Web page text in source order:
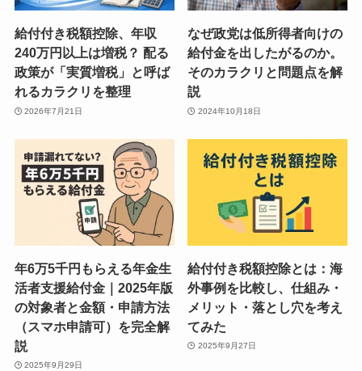
給付付き税額控除、年収
240万円以上は増税？ 配る
政策が「実質増税」と呼ば
れるカラクリを整理
2026年7月21日
なぜ政党は低所得者向けの
給付金を出したがるのか。
そのカラクリと問題点を解
説
2024年10月18日
年6万5千円もらえる年金生
活者支援給付金｜2025年版
の対象者と金額・申請方法
（スマホ申請可）を完全解
説
2025年9月29日
給付付き税額控除とは：海
外事例を比較し、仕組み・
メリット・落とし穴を考え
てみた
2025年9月27日